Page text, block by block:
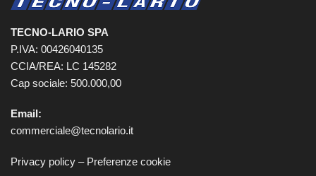
TECNO-LARIO SPA
P.IVA: 00426040135
CCIA/REA: LC 145282
Cap sociale: 500.000,00
Email:
commerciale@tecnolario.it
Privacy policy – Preferenze cookie